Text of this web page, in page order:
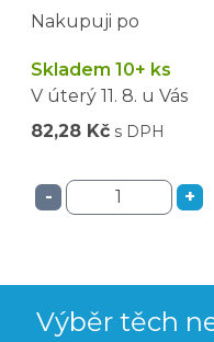
Nakupuji po
Skladem 10+ ks
V úterý 11. 8. u Vás
82,28 Kč s DPH
- +
Výběr těch